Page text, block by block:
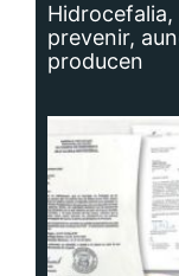
prevenir,
producen